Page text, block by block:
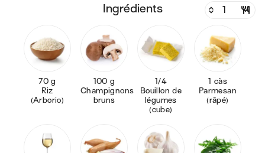
ingrédients
70 g
Riz
(Arborio)
100 g
Champignons
bruns
1/4
Bouillon de
légumes
(cube)
1 càs
Parmesan
(râpé)